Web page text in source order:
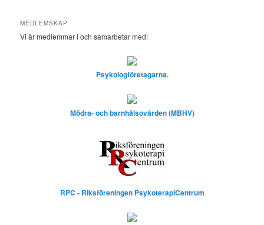
MEDLEMSKAP
Vi är medlemmar i och samarbetar med:
Psykologföretagarna.
Mödra- och barnhälsovården (MBHV)
RPC - Riksföreningen PsykoterapiCentrum